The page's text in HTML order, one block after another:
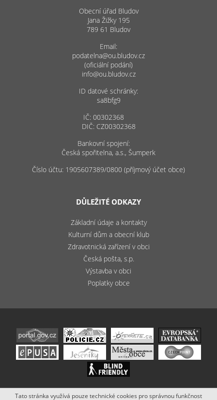
Obecní úřad Bludov
Jana Žižky 195
789 61 Bludov
Email:
podatelna@ou.bludov.cz
(oficiální podání)
info@ou.bludov.cz
ID datové schránky:
sa8bfg9
IČ: 00302368
DIČ: CZ00302368
Bankovní spojení:
Česká spořitelna, a.s., Šumperk
Číslo účtu: 1905607389/0800 (příjmový účet obce)
DŮLEŽITÉ ODKAZY
Základní údaje a kontakty
Kulturní dům a obecní klub
Zdravotnická zařízení v obci
Česká pošta, s.p.
Výstavba v obci
Poplatky obce
Tato stránka využívá pouze technické cookies pro správnou funkčnost